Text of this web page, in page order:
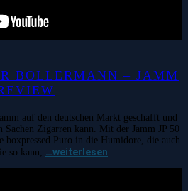
BOLLERMANN – JAMM
auf den deutschen Markt geschafft und
Sachen Zigarren kann. Mit der Jamm JP 50
boxpressed Puro in die Humidore, die auch
so kann, …weiterlesen